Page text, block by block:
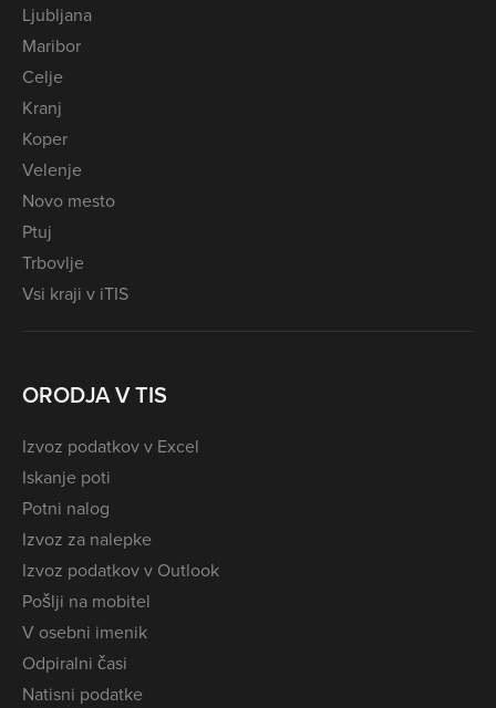
Ljubljana
Maribor
Celje
Kranj
Koper
Velenje
Novo mesto
Ptuj
Trbovlje
Vsi kraji v iTIS
ORODJA V TIS
Izvoz podatkov v Excel
Iskanje poti
Potni nalog
Izvoz za nalepke
Izvoz podatkov v Outlook
Pošlji na mobitel
V osebni imenik
Odpiralni časi
Natisni podatke